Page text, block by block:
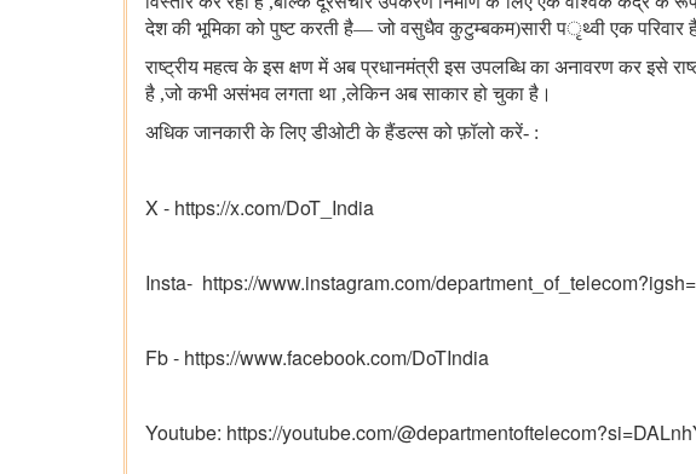
देश की भूमिका को पुष्ट करती है— जो वसुधैव कुटुम्बकम(सारी पृथ्वी एक परिवार
राष्ट्रीय महत्व के इस क्षण में अब प्रधानमंत्री इस उपलब्धि का अनावरण कर इसे
है ,जो कभी असंभव लगता था ,लेकिन अब साकार हो चुका है।
अधिक जानकारी के लिए डीओटी के हैंडल्स को फ़ॉलो करें: -
X - https://x.com/DoT_India
Insta- https://www.instagram.com/
Fb - https://www.facebook.com/DoTIndia
Youtube: https://youtube.com/